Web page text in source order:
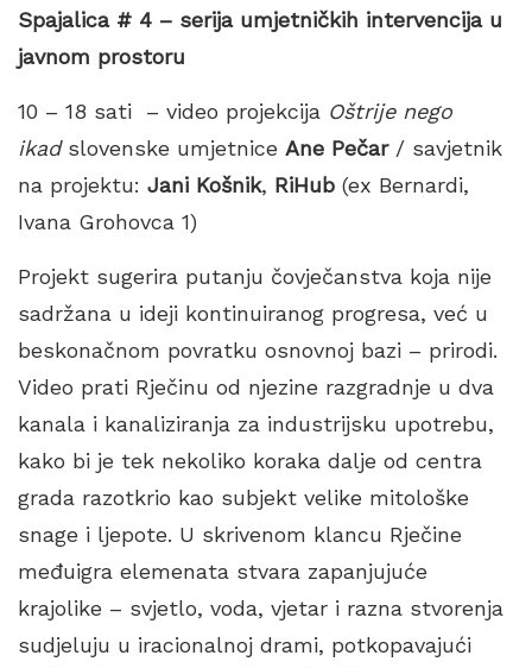
Spajalica # 4 – serija umjetničkih intervencija u
javnom prostoru
10 – 18 sati – video projekcija Oštrije nego
ikad slovenske umjetnice Ane Pečar/ savjetnik
na projektu: Jani Košnik, RiHub (ex Bernardi,
Ivana Grohovca 1)
Projekt sugerira putanju čovječanstva koja nije
sadržana u ideji kontinuiranog progresa, već u
beskonačnom povratku osnovnoj bazi – prirodi.
Video prati Rječinu od njezine razgradnje u dva
kanala i kanaliziranja za industrijsku upotrebu,
kako bi je tek nekoliko koraka dalje od centra
grada razotkrio kao subjekt velike mitološke
snage i ljepote. U skrivenom klancu Rječine
međuigra elemenata stvara zapanjujuće
krajolike – svjetlo, voda, vjetar i razna stvorenja
sudjeluju u iracionalnoj drami, potkopavajući